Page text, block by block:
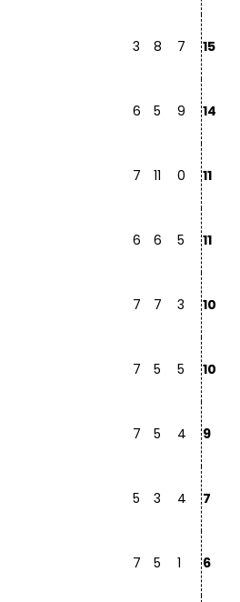
3 8 7 15
6 5 9 14
7 11 0 11
6 6 5 11
7 7 3 10
7 5 5 10
7 5 4 9
5 3 4 7
7 5 1 6